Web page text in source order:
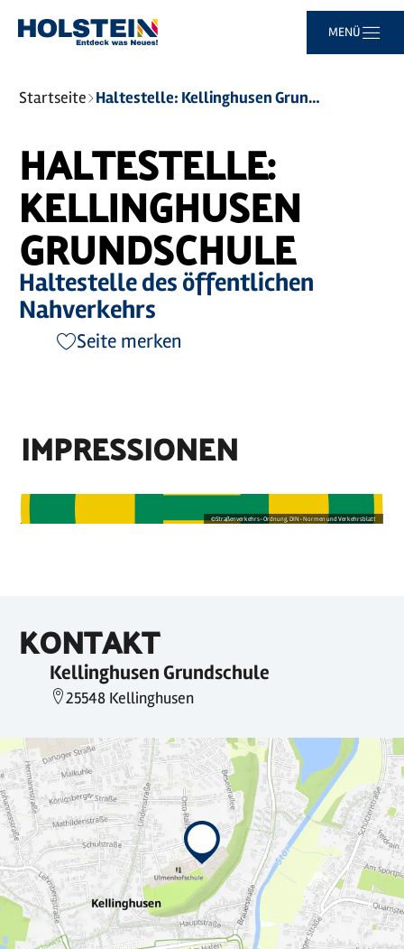
MENÜ
Sie
sind
Startseite Haltestelle: Kellinghusen Grundschule
HALTESTELLE:
KELLINGHUSEN
GRUNDSCHULE
Haltestelle des öffentlichen
Nahverkehrs
Seite merken
IMPRESSIONEN
©Straßenverkehrs-Ordnung, DIN-Normen und Verkehrsblatt
KONTAKT
Kellinghusen Grundschule
25548 Kellinghusen